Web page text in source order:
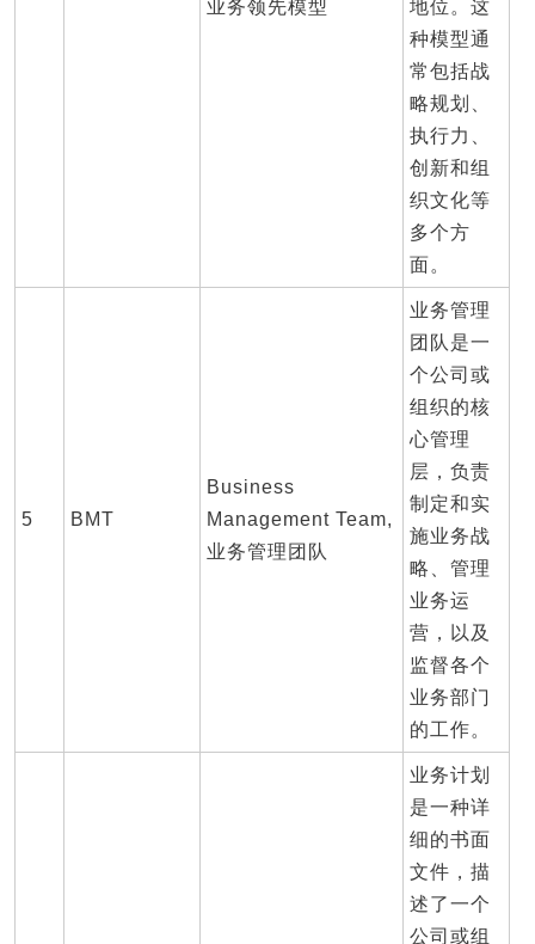
业务领先模型
地位。这
种模型通
常包括战
略规划、
执行力、
创新和组
织文化等
多个方
面。
5 BMT
Business
Management Team,
业务管理团队
业务管理
团队是一
个公司或
组织的核
心管理
层，负责
制定和实
施业务战
略、管理
业务运
营，以及
监督各个
业务部门
的工作。
业务计划
是一种详
细的书面
文件，描
述了一个
公司或组